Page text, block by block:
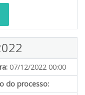
07/12/2022 00:00
do processo: